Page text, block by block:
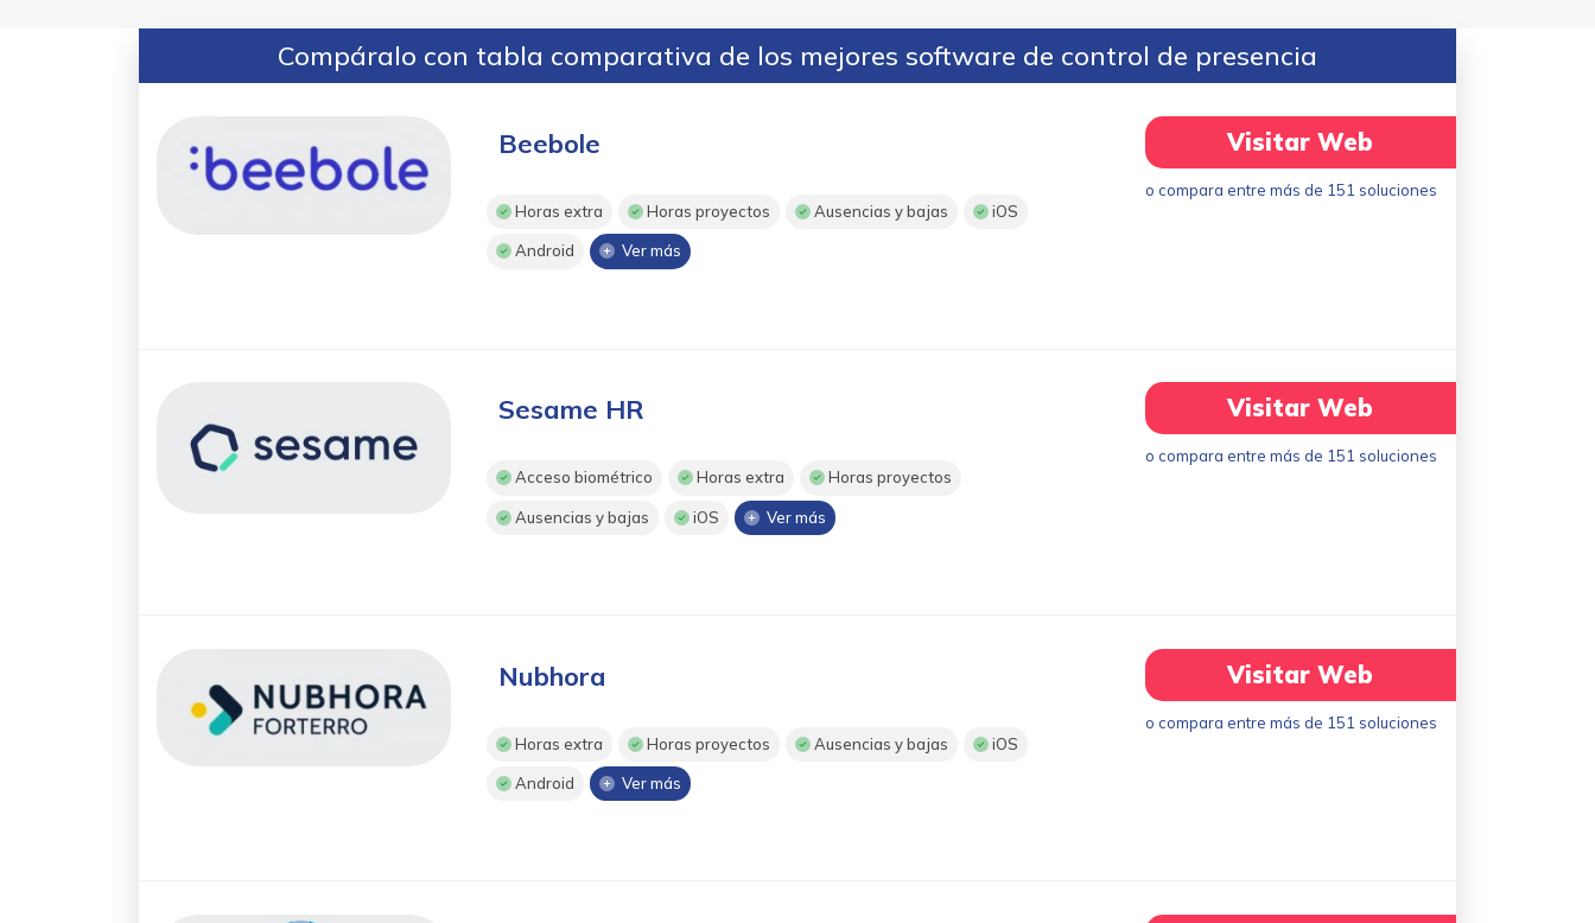
Compáralo con tabla comparativa de los mejores software de control de presencia
Beebole
Horas extra Horas proyectos Ausencias y bajas iOS
Android Ver más
Visitar Web
o compara entre más de 151 soluciones
Sesame HR
Acceso biométrico Horas extra Horas proyectos
Ausencias y bajas iOS Ver más
Visitar Web
o compara entre más de 151 soluciones
Nubhora
Horas extra Horas proyectos Ausencias y bajas iOS
Android Ver más
Visitar Web
o compara entre más de 151 soluciones